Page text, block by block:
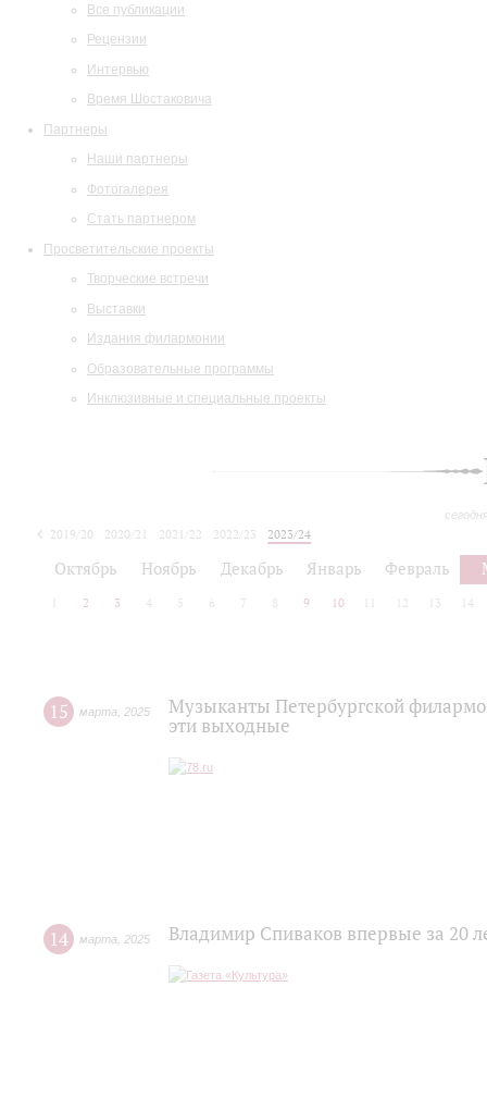
Все публикации
Рецензии
Интервью
Время Шостаковича
Партнеры
Наши партнеры
Фотогалерея
Стать партнером
Просветительские проекты
Творческие встречи
Выставки
Издания филармонии
Образовательные программы
Инклюзивные и специальные проекты
2019/20 2020/21 2021/22 2022/23
2023/24
Октябрь Ноябрь Декабрь Январь Февраль
2 3 4 5 6 7 8 9 10 12 13 14
15 марта 2025
Музыканты Петербургской
эти выходные
14 марта 2025 Владимир Спиваков впервые за 20